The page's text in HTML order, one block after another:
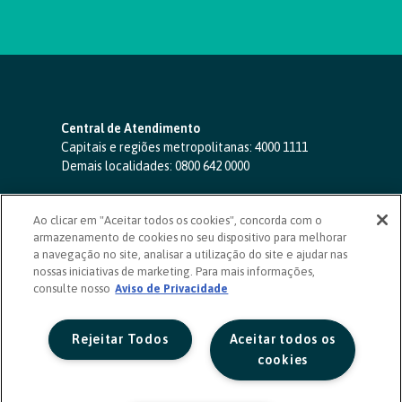
Central de Atendimento
Capitais e regiões metropolitanas: 4000 1111
Demais localidades: 0800 642 0000
SAC 24 horas-0800 724 4420
Ouvidoria
0800 725 0996
(de segunda a sexta, das 8h às 20h)
ouvidoriasicoob.com.br
Deficientes auditivos ou de fala
Ao clicar em "Aceitar todos os cookies", concorda com o
armazenamento de cookies no seu dispositivo para melhorar
a navegação no site, analisar a utilização do site e ajudar nas
nossas iniciativas de marketing. Para mais informações,
consulte nosso Aviso de Privacidade
Aceitar todos os
cookies
Rejeitar Todos